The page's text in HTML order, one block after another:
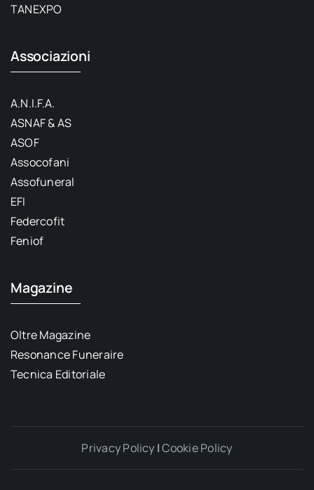
TANEXPO
Associazioni
A.N.I.F.A.
ASNAF & AS
ASOF
Assocofani
Assofuneral
EFI
Federcofit
Feniof
Magazine
Oltre Magazine
Resonance Funeraire
Tecnica Editoriale
Privacy Policy |Cookie Policy